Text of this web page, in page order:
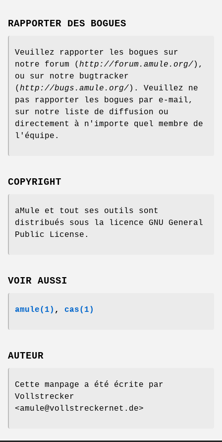
RAPPORTER DES BOGUES
Veuillez rapporter les bogues sur
notre forum ( http://forum.amule.org/ ),
ou sur notre bugtracker
( http://bugs.amule.org/ ). Veuillez ne
pas rapporter les bogues par e-mail,
sur notre liste de diffusion ou
directement à n'importe quel membre de
l'équipe.
COPYRIGHT
aMule et tout ses outils sont
distribués sous la licence GNU General
Public License.
VOIR AUSSI
amule(1) , cas(1)
AUTEUR
Cette manpage a été écrite par
Vollstrecker
<amule@vollstreckernet.de>